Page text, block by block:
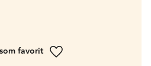
Lägg till i favoriter